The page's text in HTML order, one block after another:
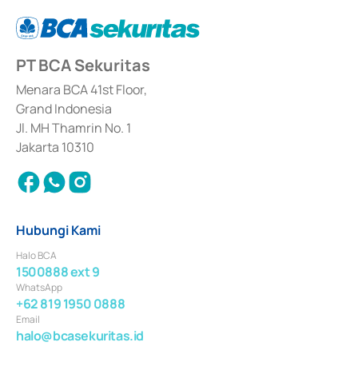
berdasarkan surat keputusan Otoritas Jasa Keuangan Nomor S-
67/PM.21/2017 tanggal 3 Februari 2017, dan beberapa izin usaha lainnya
Sertifikat Deposito di Pasar Uang yang izinnya diterbitkan pada tahun 2017
dan izin usaha lainnya dari Bank Indonesia sebagai Lembaga Pendukung
Penerbitan, Transaksi, serta Penatausahaan dan Penyelesaian Transaksi
Surat Berharga Komersial yang izinnya diterbitkan pada tahun 2018.
PT BCA Sekuritas
Menara BCA 41st Floor,
Grand Indonesia
Jl. MH Thamrin No. 1
Jakarta 10310
Hubungi Kami
Halo BCA
1500888 ext 9
WhatsApp
+62 819 1950 0888
Email
halo@bcasekuritas.id